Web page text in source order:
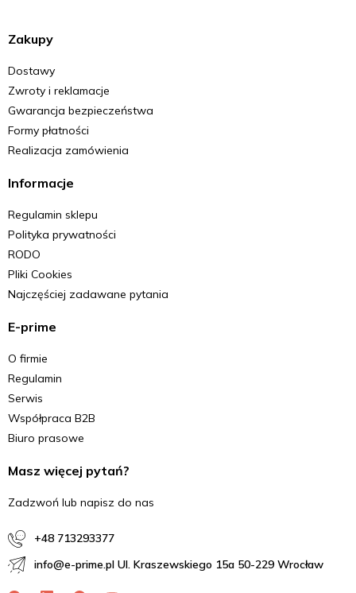
Zakupy
Dostawy
Zwroty i reklamacje
Gwarancja bezpieczeństwa
Formy płatności
Realizacja zamówienia
Informacje
Regulamin sklepu
Polityka prywatności
RODO
Pliki Cookies
Najczęściej zadawane pytania
E-prime
O firmie
Regulamin
Serwis
Współpraca B2B
Biuro prasowe
Masz więcej pytań?
Zadzwoń lub napisz do nas
+48 713293377
info@e-prime.pl Ul. Kraszewskiego 15a 50-229 Wrocław